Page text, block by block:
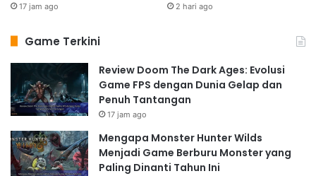
17 jam ago 2 hari ago
Game Terkini
Review Doom The Dark Ages: Evolusi
Game FPS dengan Dunia Gelap dan
Penuh Tantangan
17 jam ago
Mengapa Monster Hunter Wilds
Menjadi Game Berburu Monster yang
Paling Dinanti Tahun Ini